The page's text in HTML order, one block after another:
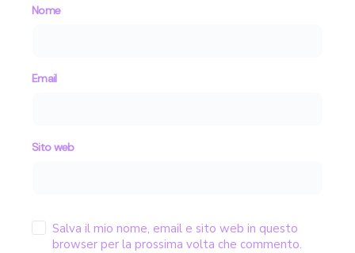
Nome
Email
Sito web
Salva il mio nome, email e sito web in questo
browser per la prossima volta che commento.